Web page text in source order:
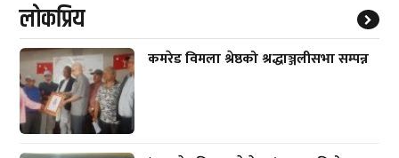
लाेकप्रिय
कमरेड विमला श्रेष्ठको श्रद्धाञ्जलीसभा सम्पन्न